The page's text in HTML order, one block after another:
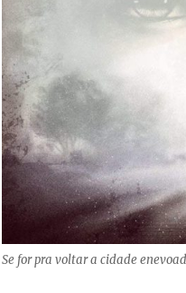
Se for pra voltar a cidade